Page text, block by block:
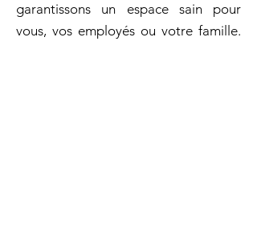
garantissons un espace sain pour
vous, vos employés ou votre famille.